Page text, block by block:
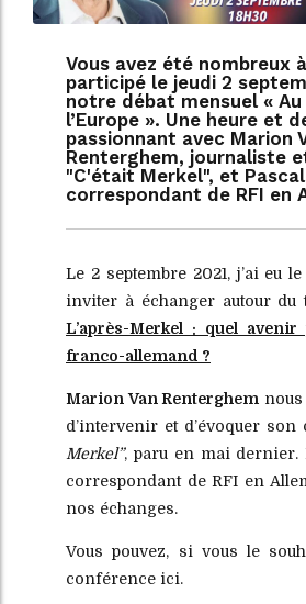
Vous avez été nombreux
participé le jeudi 2
notre débat mensuel «
l’Europe ». Une heure et
passionnant avec Marion
Renterghem, journaliste
"C'était Merkel", et
correspondant de RFI en
Le 2 septembre 2021, j’ai eu
inviter à échanger autour du
L’après-Merkel : quel
franco-allemand ?
Marion Van Renterghem nous
d’intervenir et d’évoquer son
Merkel”, paru en mai dernier.
correspondant de RFI en
nos échanges.
Vous pouvez, si vous le
conférence ici.